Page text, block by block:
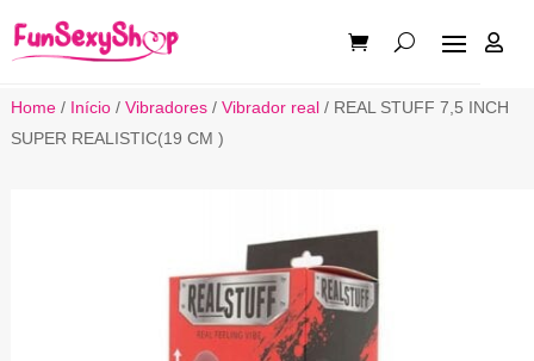

Home/ Início/ Vibradores/ Vibrador real/ REAL STUFF 7,5 INCH
SUPER REALISTIC(19 CM )